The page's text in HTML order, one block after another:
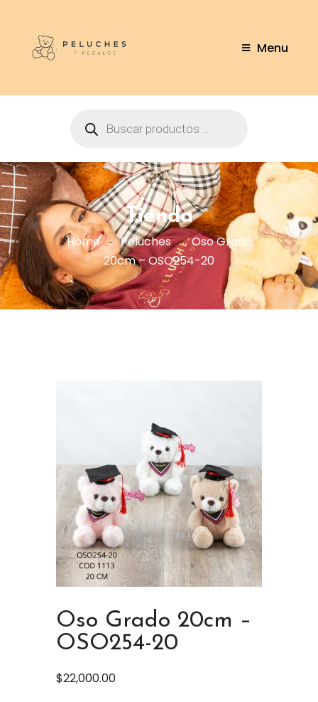
Menu
Tienda
Home Peluches
Oso Grado
20cm – OSO254-20
Oso Grado 20cm –
OSO254-20
$22,000.00